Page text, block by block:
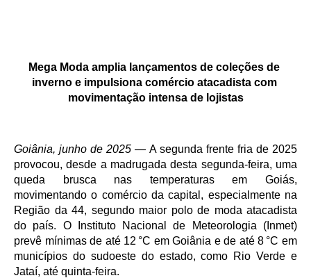
Mega Moda amplia lançamentos de coleções de
inverno e impulsiona comércio atacadista com
movimentação intensa de lojistas
Goiânia, junho de 2025 — A segunda frente fria de 2025
provocou, desde a madrugada desta segunda-feira, uma
queda brusca nas temperaturas em Goiás,
movimentando o comércio da capital, especialmente na
Região da 44, segundo maior polo de moda atacadista
do país. O Instituto Nacional de Meteorologia (Inmet)
prevê mínimas de até 12 °C em Goiânia e de até 8 °C em
municípios do sudoeste do estado, como Rio Verde e
Jataí, até quinta-feira.